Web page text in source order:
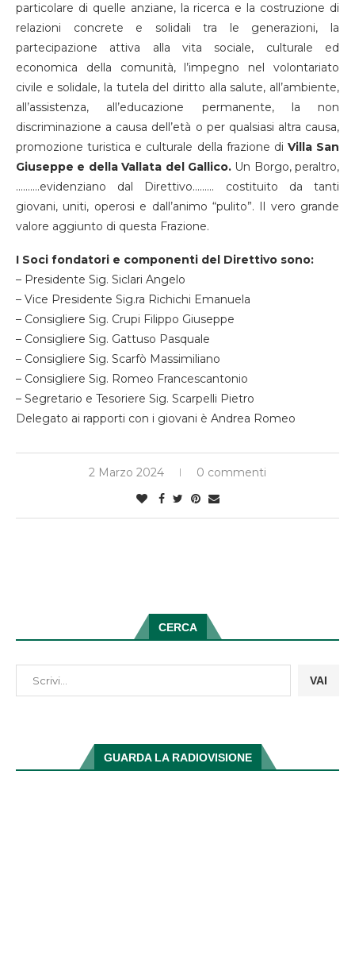
particolare di quelle anziane, la ricerca e la costruzione di
relazioni concrete e solidali tra le generazioni, la
partecipazione attiva alla vita sociale, culturale ed
economica della comunità, l’impegno nel volontariato
civile e solidale, la tutela del diritto alla salute, all’ambiente,
all’assistenza, all’educazione permanente, la non
discriminazione a causa dell’età o per qualsiasi altra causa,
promozione turistica e culturale della frazione di Villa San
Giuseppe e della Vallata del Gallico.Un Borgo, peraltro,
……….evidenziano dal Direttivo……… costituito da tanti
giovani, uniti, operosi e dall’animo “pulito”. Il vero grande
valore aggiunto di questa Frazione.
I Soci fondatori e componenti del Direttivo sono:
– Presidente Sig. Siclari Angelo
– Vice Presidente Sig.ra Richichi Emanuela
– Consigliere Sig. Crupi Filippo Giuseppe
– Consigliere Sig. Gattuso Pasquale
– Consigliere Sig. Scarfò Massimiliano
– Consigliere Sig. Romeo Francescantonio
– Segretario e Tesoriere Sig. Scarpelli Pietro
Delegato ai rapporti con i giovani è Andrea Romeo
2 Marzo 2024 0 commenti
CERCA
VAI
GUARDA LA RADIOVISIONE